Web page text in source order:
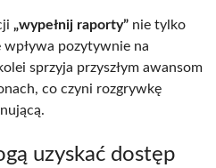
„wypełnij raporty” nie tylko
wpływa pozytywnie na
sprzyja przyszłym awansom
co czyni rozgrywkę
uzyskać dostęp